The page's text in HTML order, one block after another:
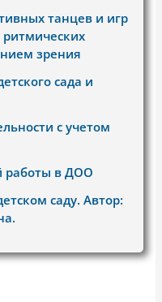
танцев и игр
зрения
сада и
с учетом
работы в ДОО
саду. Автор: